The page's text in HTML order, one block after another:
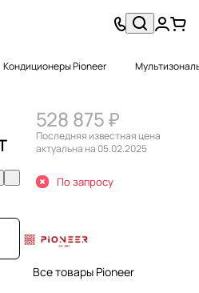
Кондиционеры Pioneer
528 875 ₽
Последняя известная цена
актуальна на 05.02.2025
По запросу
Все товары Pioneer